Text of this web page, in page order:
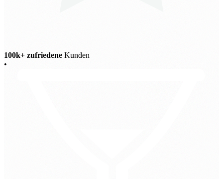
100k+ zufriedene Kunden
•